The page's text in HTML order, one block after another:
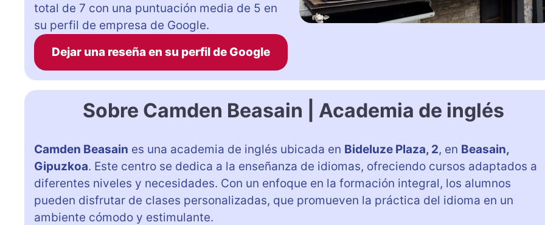
total de 7 con una puntuación media de 5 en
su perfil de empresa de Google.
Dejar una reseña en su perfil de Google
Sobre Camden Beasain | Academia de inglés
Camden Beasain es una academia de inglés ubicada en Bideluze Plaza, 2, en Beasain,
Gipuzkoa. Este centro se dedica a la enseñanza de idiomas, ofreciendo cursos adaptados a
diferentes niveles y necesidades. Con un enfoque en la formación integral, los alumnos
pueden disfrutar de clases personalizadas, que promueven la práctica del idioma en un
ambiente cómodo y estimulante.